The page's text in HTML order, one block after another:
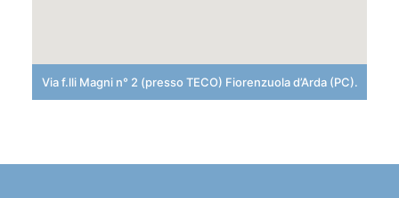
Via f.lli Magni n° 2 (presso TECO) Fiorenzuola d’Arda (PC).